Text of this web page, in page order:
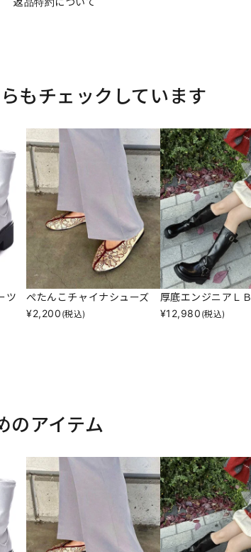
もチェックしています
ツ
ぺたんこチャイナシューズ
¥2,200 (税込)
厚底エンジニアＬＢ
¥12,980 (税込)
のアイテム